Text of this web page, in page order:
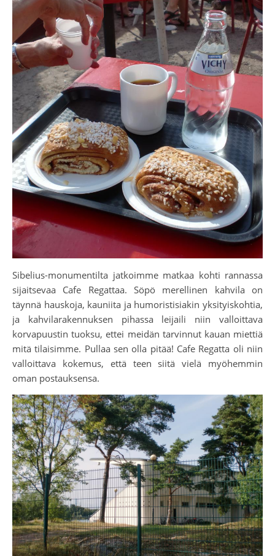
Sibelius-monumentilta jatkoimme matkaa kohti rannassa
sijaitsevaa Cafe Regattaa. Söpö merellinen kahvila on
täynnä hauskoja, kauniita ja humoristisiakin yksityiskohtia,
ja kahvilarakennuksen pihassa leijaili niin valloittava
korvapuustin tuoksu, ettei meidän tarvinnut kauan miettiä
mitä tilaisimme. Pullaa sen olla pitää! Cafe Regatta oli niin
valloittava kokemus, että teen siitä vielä myöhemmin
oman postauksensa.